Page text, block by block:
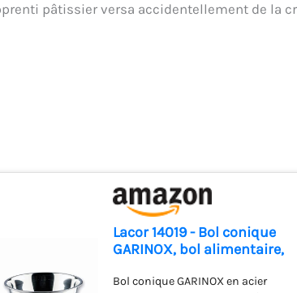
pâtissier versa accidentellement de la
Lacor 14019 - Bol conique
GARINOX, bol alimentaire,
Bol conique GARINOX en acier